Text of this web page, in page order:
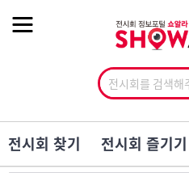
전시회 찾기 전시회 즐기기